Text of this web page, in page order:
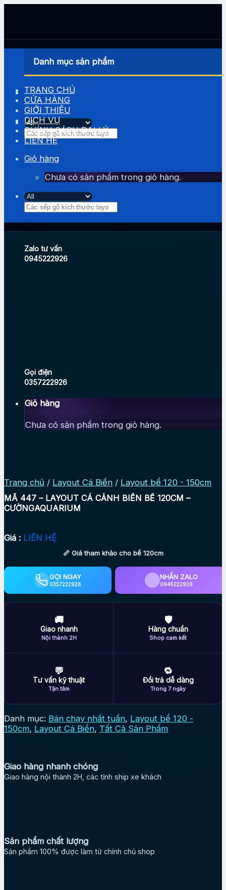
Tìm
kiếm:
Zalo tư vấn
0945222926
Gọi điện
0357222926
Giỏ hàng
Chưa có sản phẩm trong giỏ hàng.
Danh mục sản phẩm
TRANG CHỦ
CỬA HÀNG
GIỚI THIỆU
DỊCH VỤ
CHÍNH SÁCH ĐẠI LÝ
LIÊN HỆ
Giỏ hàng
Chưa có sản phẩm trong giỏ hàng.
Tìm
kiếm:
Trang chủ / Layout Cá Biển / Layout bể 120 - 150cm
MÃ 447 – LAYOUT CÁ CẢNH BIỂN BỂ 120CM –
CƯỜNGAQUARIUM
Giá : LIÊN HỆ
📏 Giá tham khảo cho bể 120cm
GỌI NGAY
0357222926
NHẮN ZALO
0945222926
🚚
Giao nhanh
Nội thành 2H
🛡
Hàng chuẩn
Shop cam kết
💬
Tư vấn kỹ thuật
Tận tâm
🔁
Đổi trả dễ dàng
Trong 7 ngày
Danh mục: Bán chạy nhất tuần, Layout bể 120 -
150cm, Layout Cá Biển, Tất Cả Sản Phẩm
Giao hàng nhanh chóng
Giao hàng nội thành 2H, các tỉnh ship xe khách
Sản phẩm chất lượng
Sản phẩm 100% được làm từ chính chủ shop